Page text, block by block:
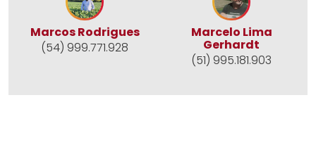
Marcos Rodrigues
(54) 999.771.928
Marcelo Lima
Gerhardt
(51) 995.181.903